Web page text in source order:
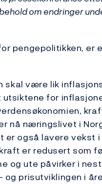
om endringer
pengepolitikken, er
skal være lik
for
nå næringslivet i
er også lavere vekst i
er redusert som
og ute påvirker i
prisutviklingen i